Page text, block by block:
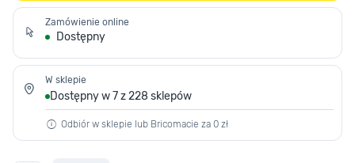
Zamówienie online
Dostępny
W sklepie
Dostępny w 7 z 228 sklepów
Odbiór w sklepie lub Bricomacie za 0 zł